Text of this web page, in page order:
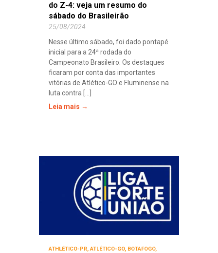
do Z-4: veja um resumo do
sábado do Brasileirão
25/08/2024
Nesse último sábado, foi dado pontapé
inicial para a 24ª rodada do
Campeonato Brasileiro. Os destaques
ficaram por conta das importantes
vitórias de Atlético-GO e Fluminense na
luta contra [...]
Leia mais →
ATHLÉTICO-PR,ATLÉTICO-GO, BOTAFOGO,